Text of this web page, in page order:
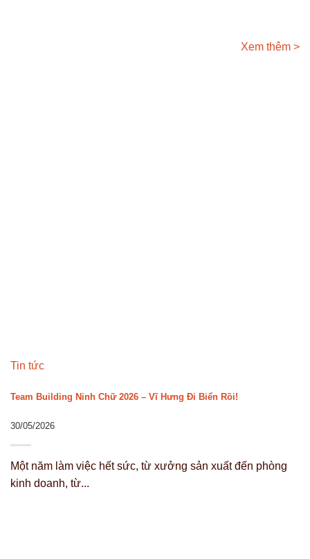
Xem thêm >
Tin tức
Team Building Ninh Chữ 2026 – Vĩ Hưng Đi Biển Rồi!
30/05/2026
Một năm làm việc hết sức, từ xưởng sản xuất đến phòng
kinh doanh, từ...